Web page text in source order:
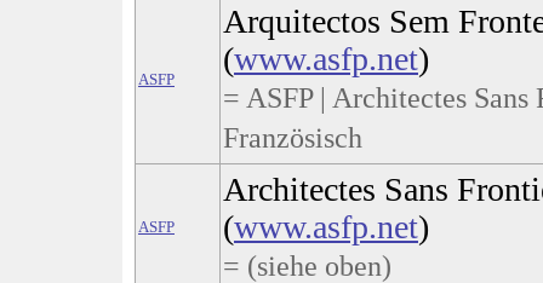
ASFP
Arquitectos Sem
(www.asfp.net)
= ASFP | Architectes
Französisch
ASFP
Architectes Sans
(www.asfp.net)
= (siehe oben)